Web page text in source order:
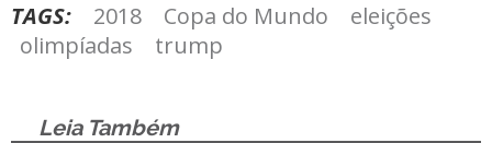
TAGS: 2018 Copa do Mundo
eleições
olimpíadas
trump
Leia Também